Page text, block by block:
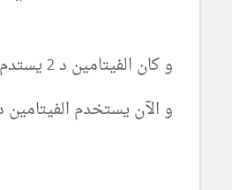
و كان الفيتامين د 2 يستدم كثيرا سابقا
و الآن يستخدم الفيتامين د3